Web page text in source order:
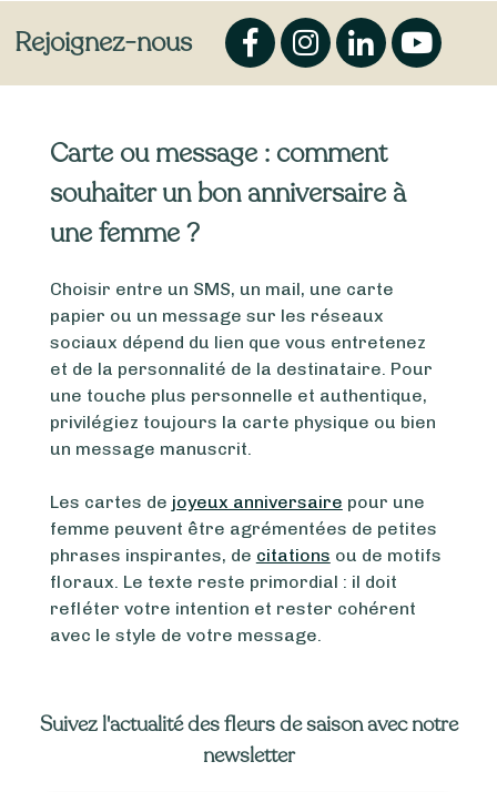
Rejoignez-nous
Carte ou message : comment
souhaiter un bon anniversaire à
une femme ?
Choisir entre un SMS, un mail, une carte
papier ou un message sur les réseaux
sociaux dépend du lien que vous entretenez
et de la personnalité de la destinataire. Pour
une touche plus personnelle et authentique,
privilégiez toujours la carte physique ou bien
un message manuscrit.
Les cartes de joyeux anniversaire pour une
femme peuvent être agrémentées de petites
phrases inspirantes, de citations ou de motifs
floraux. Le texte reste primordial : il doit
refléter votre intention et rester cohérent
avec le style de votre message.
Suivez l'actualité des fleurs de saison avec notre
newsletter